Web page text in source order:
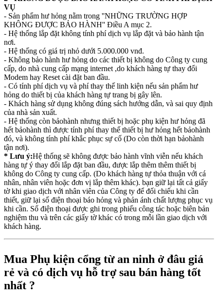
VỤ
- Sản phẩm hư hỏng nằm trong ''NHỮNG TRƯỜNG HỢP
KHÔNG ĐƯỢC BẢO HÀNH'' Điều A mục 2.
- Hệ thống lắp đặt không tính phí dịch vụ lắp đặt và bảo hành tận
nơi.
- Hệ thống có giá trị nhỏ dưới 5.000.000 vnđ.
- Không bảo hành hư hỏng do các thiết bị không do Công ty cung
cấp, do nhà cung cấp mạng internet ,do khách hàng tự thay đổi
Modem hay Reset cài đặt ban đầu.
- Có tính phí dịch vụ và phí thay thế linh kiện nếu sản phẩm hư
hỏng do thiết bị của khách hàng tự trang bị gây lên.
- Khách hàng sử dụng không đúng sách hướng dẫn, và sai quy định
của nhà sản xuất.
- Hệ thống còn bảohành nhưng thiết bị hoặc phụ kiện hư hỏng đã
hết bảohành thì được tính phí thay thế thiết bị hư hỏng hết bảohành
đó, và không tính phí khắc phục sự cố (Do còn thời hạn bảohành
tận nơi).
* Lưu ý:Hệ thống sẽ không được bảo hành vĩnh viễn nếu khách
hàng tự ý thay đổi lắp đặt ban đầu, được lắp thêm thêm thiết bị
không do Công ty cung cấp. (Do khách hàng tự thỏa thuận với cá
nhân, nhân viên hoặc đơn vị lắp thêm khác). bạn giữ lại tất cả giấy
tờ khi giao dịch với nhân viên của Công ty để đối chiếu khi cần
thiết, giữ lại số điện thoại báo hỏng và phản ánh chất lượng phục vụ
khi cần. Số điện thoại được ghi trong phiếu công tác hoặc biên bản
nghiệm thu và trên các giấy tờ khác có trong mỗi lần giao dịch với
khách hàng.
Mua Phụ kiện cổng từ an ninh ở đâu giá
rẻ và có dịch vụ hỗ trợ sau bán hàng tốt
nhất ?